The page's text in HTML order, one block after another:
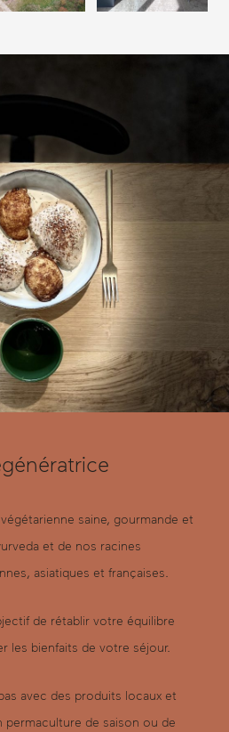
saine, gourmande et
et de nos racines
asiatiques et françaises.
de rétablir votre équilibre
les bienfaits de votre séjour.
avec des produits locaux et
de saison ou de